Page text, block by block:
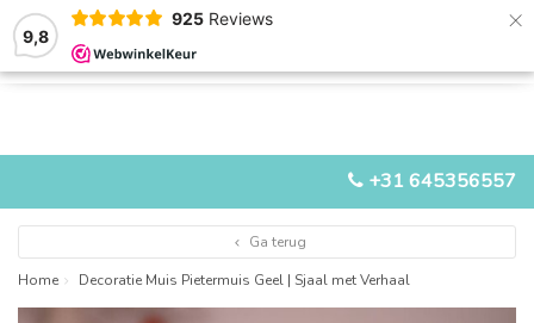
9,8
925 Reviews ×
+31 645356557
MENU
Ga terug
Home
Decoratie Muis Pietermuis Geel | Sjaal met Verhaal